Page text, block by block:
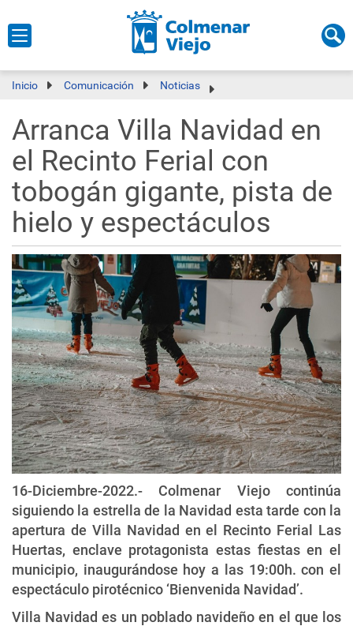
Inicio Comunicación Noticias
Arranca Villa Navidad en
el Recinto Ferial con
tobogán gigante, pista de
hielo y espectáculos
16-Diciembre-2022.- Colmenar Viejo continúa
siguiendo la estrella de la Navidad esta tarde con la
apertura de Villa Navidad en el Recinto Ferial Las
Huertas, enclave protagonista estas fiestas en el
municipio, inaugurándose hoy a las 19:00h. con el
espectáculo pirotécnico ‘Bienvenida Navidad’.
Villa Navidad es un poblado navideño en el que los